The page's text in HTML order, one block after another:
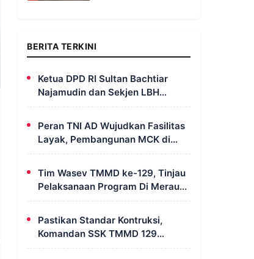
BERITA TERKINI
Ketua DPD RI Sultan Bachtiar
Najamudin dan Sekjen LBH
FERADI Yoshua Rivaldo Bahas
Geopolitik dan Supremasi Hukum
Peran TNI AD Wujudkan Fasilitas
Layak, Pembangunan MCK di
Dusun Serapu Rampung
Dikerjakan
Tim Wasev TMMD ke-129, Tinjau
Pelaksanaan Program Di Merauke
– Papua Selatan
Pastikan Standar Kontruksi,
Komandan SSK TMMD 129
Intensif Awasi Pembangunan